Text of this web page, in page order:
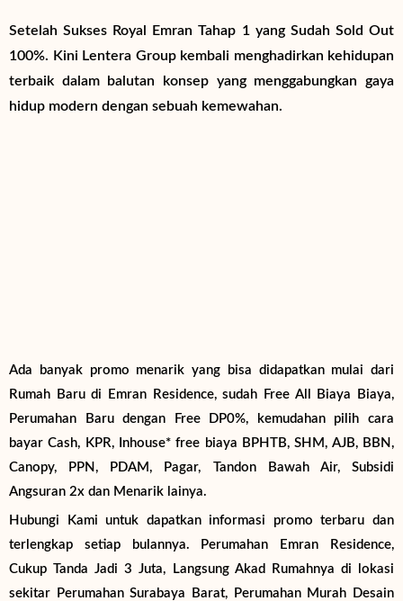
Setelah Sukses Royal Emran Tahap 1 yang Sudah Sold Out
100%. Kini Lentera Group kembali menghadirkan kehidupan
terbaik dalam balutan konsep yang menggabungkan gaya
hidup modern dengan sebuah kemewahan.
Ada banyak promo menarik yang bisa didapatkan mulai dari
Rumah Baru di Emran Residence, sudah Free All Biaya Biaya,
Perumahan Baru dengan Free DP0%, kemudahan pilih cara
bayar Cash, KPR, Inhouse* free biaya BPHTB, SHM, AJB, BBN,
Canopy, PPN, PDAM, Pagar, Tandon Bawah Air, Subsidi
Angsuran 2x dan Menarik lainya.
Hubungi Kami untuk dapatkan informasi promo terbaru dan
terlengkap setiap bulannya. Perumahan Emran Residence,
Cukup Tanda Jadi 3 Juta, Langsung Akad Rumahnya di lokasi
sekitar Perumahan Surabaya Barat, Perumahan Murah Desain